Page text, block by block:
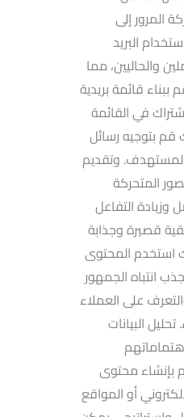
المرور إلى
البريد
والحاليين، مما
قائمة بريدية
في القائمة
بتوجيه رسائل
المستهدف. وتقديم
المتحركة
التفاعل
قصيرة وجذابة
استخدم المحتوى
انتباه الجمهور
على العملاء
البيانات
بإنشاء محتوى
أو المواقع